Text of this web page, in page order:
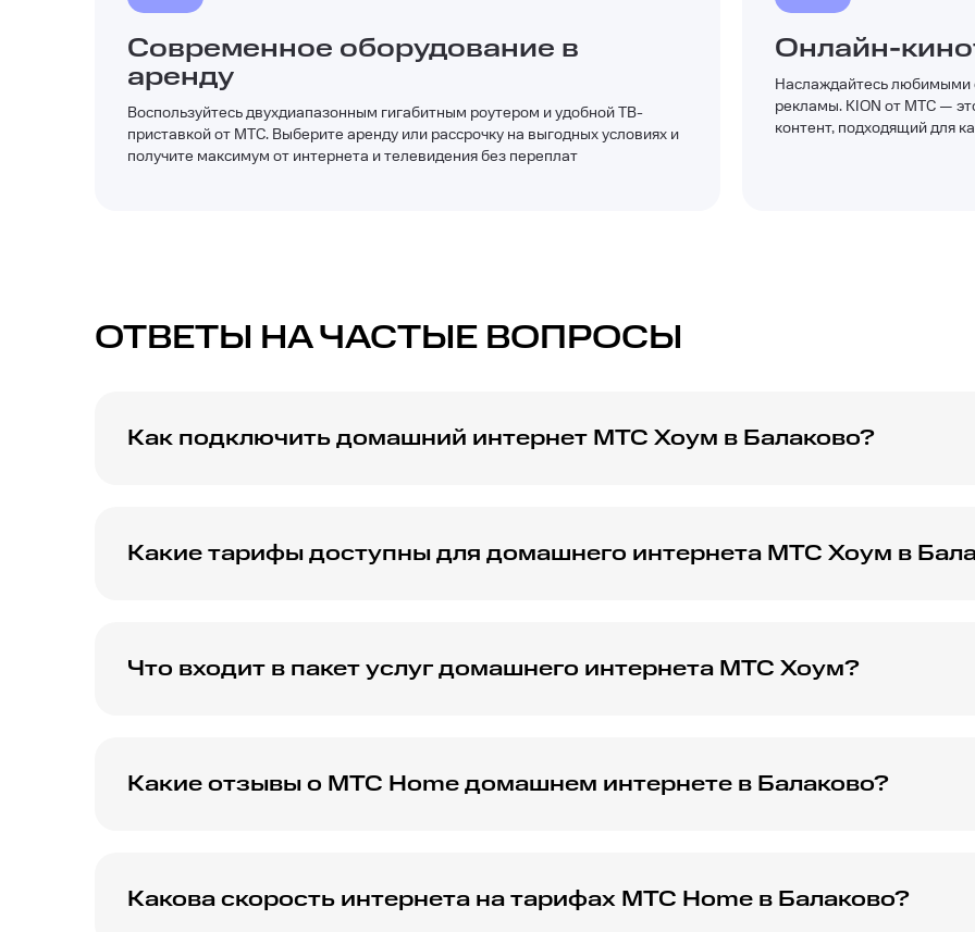
Современное оборудование в
аренду
Воспользуйтесь двухдиапазонным гигабитным роутером и удобной ТВ-
приставкой от МТС. Выберите аренду или рассрочку на выгодных условиях и
получите максимум от интернета и телевидения без переплат
Онлайн-
Наслаждайтесь любимыми
рекламы. KION от МТС —
контент, подходящий для
ОТВЕТЫ НА ЧАСТЫЕ ВОПРОСЫ
Как подключить домашний интернет МТС Хоум в Балаково?
Какие тарифы доступны для домашнего интернета МТС Хоум в
Что входит в пакет услуг домашнего интернета МТС Хоум?
Какие отзывы о МТС Home домашнем интернете в Балаково?
Какова скорость интернета на тарифах МТС Home в Балаково?